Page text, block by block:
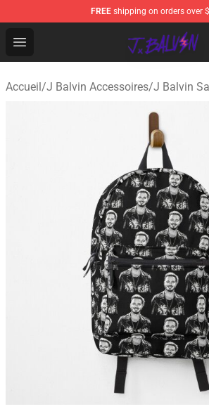
FREE shipping on orders over
Open menu
J Balvin Store - Official J Balvin
Accueil/J Balvin Accessoires/J Balvin